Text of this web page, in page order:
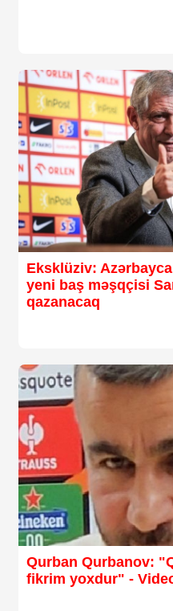
Eksklüziv:
yeni baş məşqçisi
qazanacaq
Qurban Qurbanov:
fikrim yoxdur" -